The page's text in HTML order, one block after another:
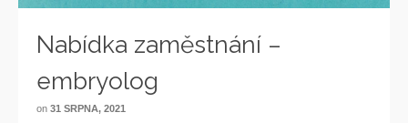
Nabídka zaměstnání –
embryolog
on 31 SRPNA, 2021